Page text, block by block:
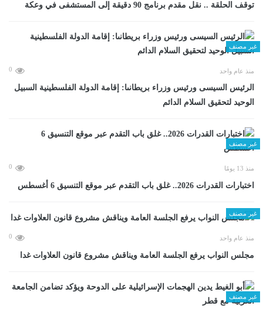
توقف الحلقة .. نقل مقدم برنامج 90 دقيقة إلى المستشفى في وعكة
غير مصنف
منذ عام واحد 0
الرئيس السيسى ورئيس وزراء بريطانىا: إقامة الدولة الفلسطينية السبيل
الوحيد لتحقيق السلام الدائم
غير مصنف
منذ 13 يومًا 0
اختبارات القدرات 2026.. غلق باب التقدم عبر موقع التنسيق 6 أغسطس
غير مصنف
منذ عام واحد 0
مجلس النواب يرفع الجلسة العامة ويناقش مشروع قانون العلاوات غدا
غير مصنف